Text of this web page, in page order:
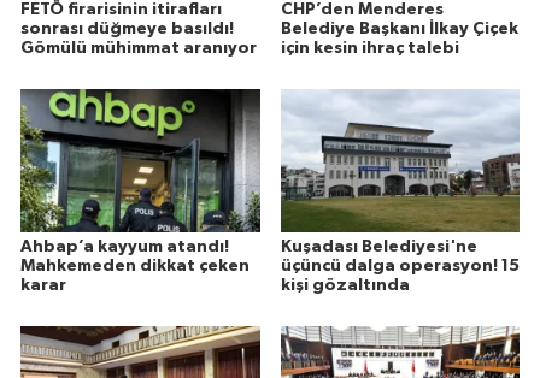
FETÖ firarisinin itirafları
sonrası düğmeye basıldı!
Gömülü mühimmat aranıyor
CHP’den Menderes
Belediye Başkanı İlkay Çiçek
için kesin ihraç talebi
Ahbap’a kayyum atandı!
Mahkemeden dikkat çeken
karar
Kuşadası Belediyesi'ne
üçüncü dalga operasyon! 15
kişi gözaltında